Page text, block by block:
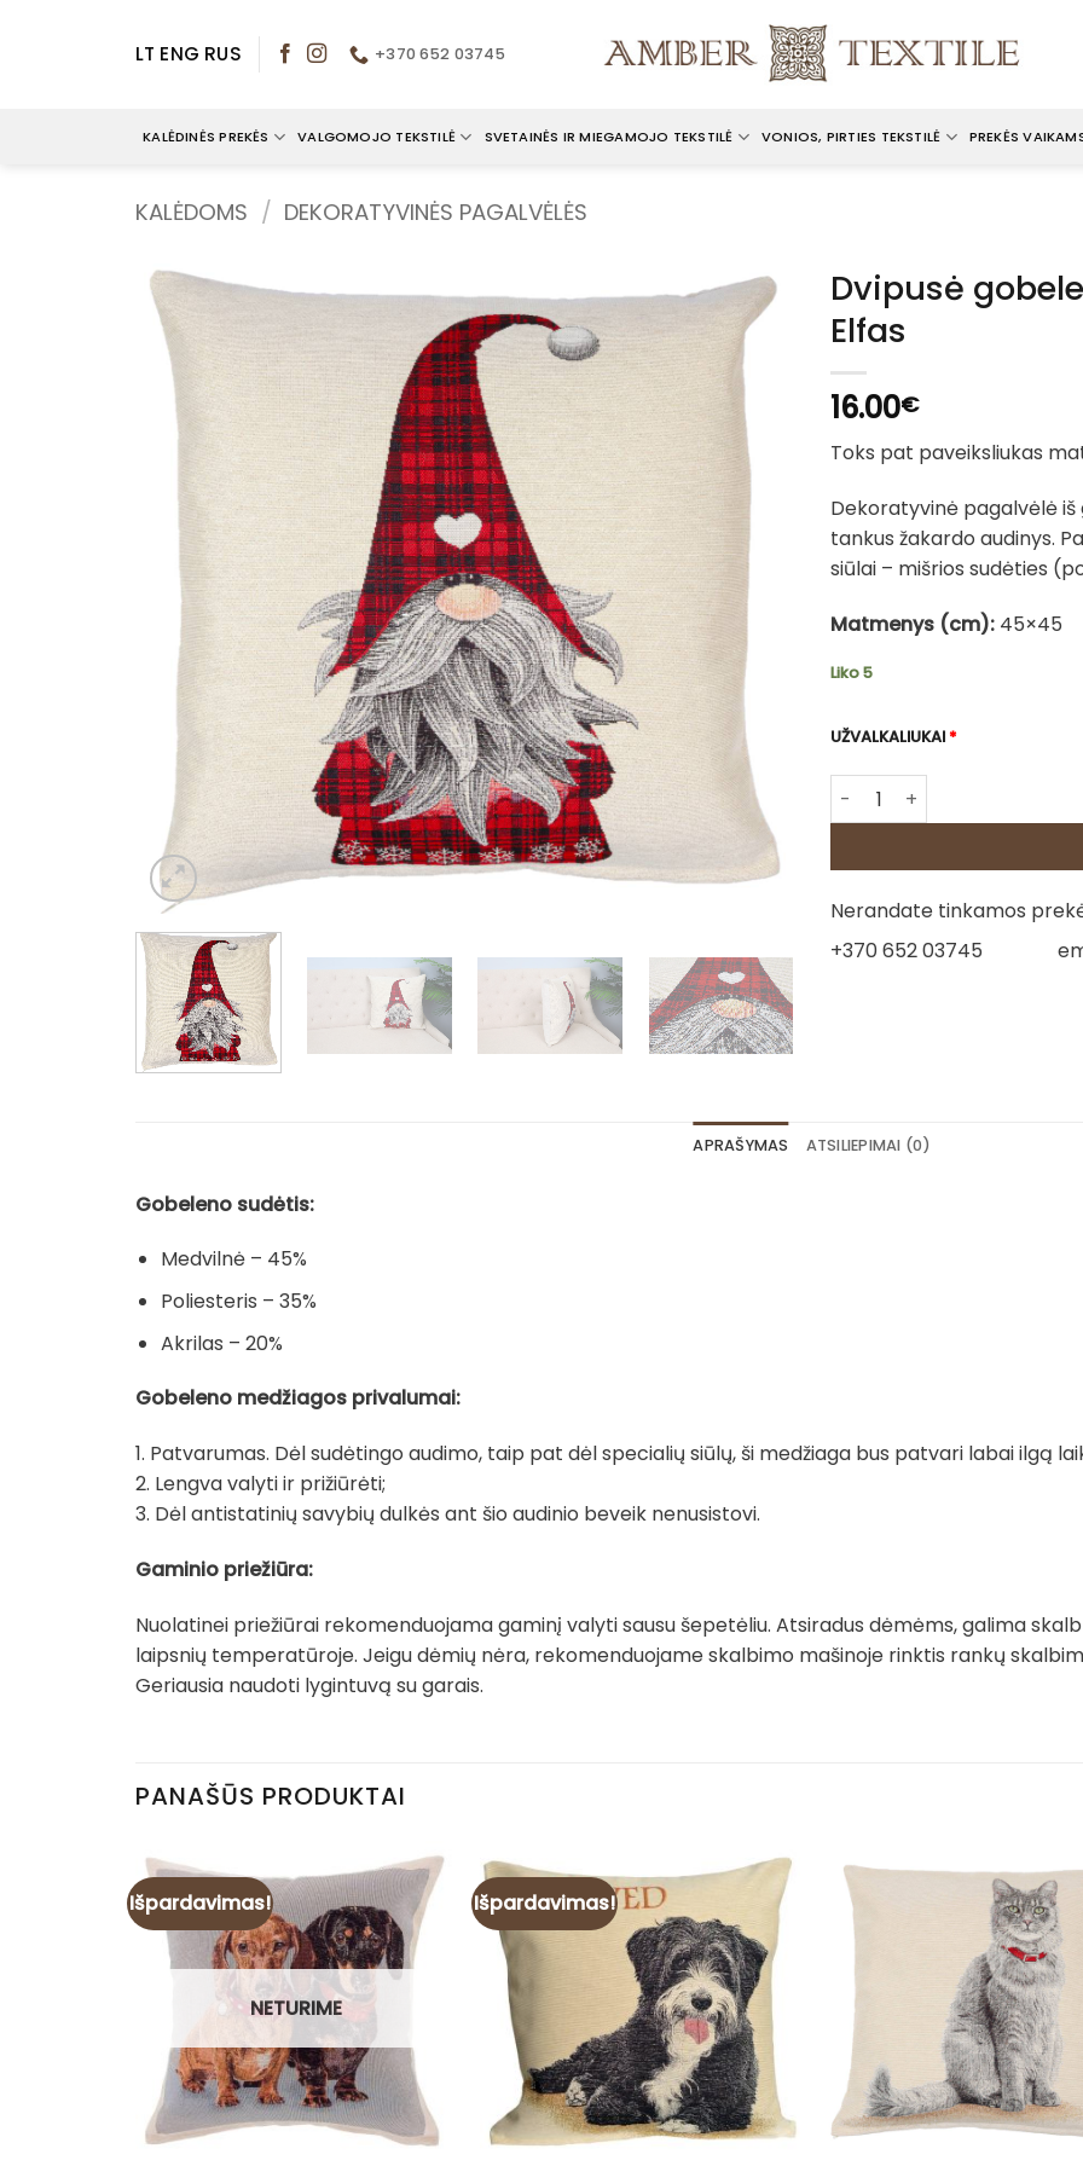
LT ENG RUS +370 652 03745
KALĖDINĖS PREKĖS VALGOMOJO TEKSTILĖ SVETAINĖS IR MIEGAMOJO TEKSTILĖ VONIOS, PIRTIES TEKSTILĖ PREKĖS
KALĖDOMS / DEKORATYVINĖS PAGALVĖLĖS
Dvipusė
Elfas
16.00€
Toks pat paveiksliukas
Dekoratyvinė pagalvėlė
tankus žakardo audinys.
siūlai – mišrios sudėties
Matmenys (cm): 45×45
Liko 5
UŽVALKALIUKAI*
produkto kiekis: Dvipusė
Nerandate tinkamos
+370 652 03745
APRAŠYMAS ATSILIEPIMAI (0)
Gobeleno sudėtis:
Medvilnė – 45%
Poliesteris – 35%
Akrilas – 20%
Gobeleno medžiagos privalumai:
1. Patvarumas. Dėl sudėtingo audimo, taip pat dėl specialių siūlų, ši medžiaga bus patvari labai ilgą
2. Lengva valyti ir prižiūrėti;
3. Dėl antistatinių savybių dulkės ant šio audinio beveik nenusistovi.
Gaminio priežiūra:
Nuolatinei priežiūrai rekomenduojama gaminį valyti sausu šepetėliu. Atsiradus dėmėms, galima
laipsnių temperatūroje. Jeigu dėmių nėra, rekomenduojame skalbimo mašinoje rinktis rankų
Geriausia naudoti lygintuvą su garais.
PANAŠŪS PRODUKTAI
Išpardavimas!
NETURIME
Išpardavimas!